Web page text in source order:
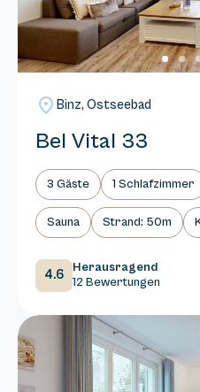
Binz, Ostseebad
Bel Vital 33
3 Gäste 1 Schlafzimmer
Sauna Strand: 50m
4.6
Herausragend
12 Bewertungen